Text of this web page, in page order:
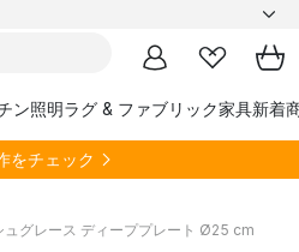
ン照明ラグ & ファブリック家具新着
をチェック
グレース ディーププレート Ø25 cm